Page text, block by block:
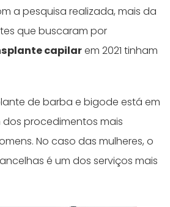
a pesquisa realizada, mais da
que buscaram por
capilarem 2021 tinham
de barba e bigode está em
procedimentos mais
No caso das mulheres, o
é um dos serviços mais